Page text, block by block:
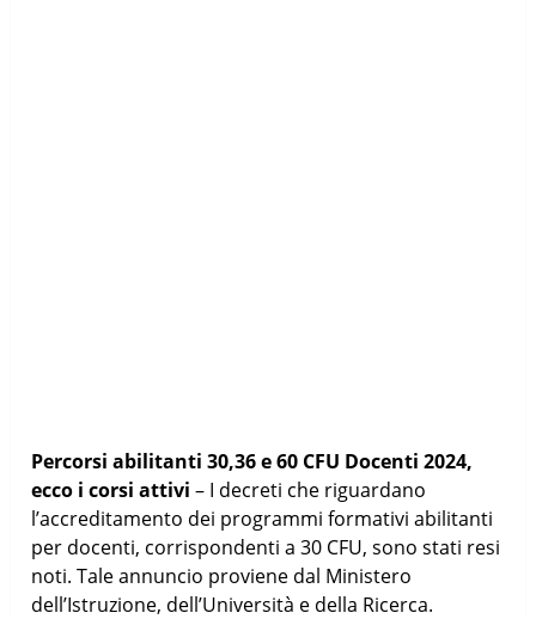
Percorsi abilitanti 30,36 e 60 CFU Docenti 2024,
ecco i corsi attivi – I decreti che riguardano
l’accreditamento dei programmi formativi abilitanti
per docenti, corrispondenti a 30 CFU, sono stati resi
noti. Tale annuncio proviene dal Ministero
dell’Istruzione, dell’Università e della Ricerca.